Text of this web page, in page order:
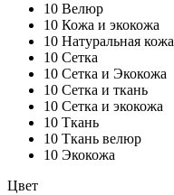
10 Велюр
10 Кожа и экокожа
10 Натуральная кожа
10 Сетка
10 Сетка и Экокожа
10 Сетка и ткань
10 Сетка и экокожа
10 Ткань
10 Ткань велюр
10 Экокожа
Цвет